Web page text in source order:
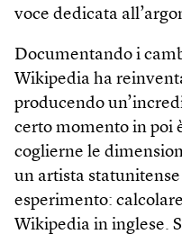
voce dedicata
Documentando i
Wikipedia ha
producendo
certo momento in poi
coglierne le
un artista
esperimento:
Wikipedia in inglese.